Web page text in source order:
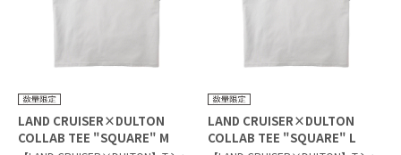
LAND CRUISER×DULTON
COLLAB TEE "SQUARE" M
LAND CRUISER×DULTON
COLLAB TEE "SQUARE" L